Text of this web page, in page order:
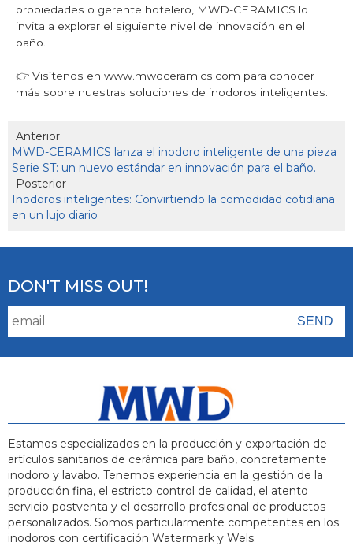
propiedades o gerente hotelero, MWD-CERAMICS lo
invita a explorar el siguiente nivel de innovación en el
baño.
👉 Visítenos en www.mwdceramics.com para conocer
más sobre nuestras soluciones de inodoros inteligentes.
Anterior
MWD-CERAMICS lanza el inodoro inteligente de una pieza
Serie ST: un nuevo estándar en innovación para el baño.
Posterior
Inodoros inteligentes: Convirtiendo la comodidad cotidiana
en un lujo diario
DON'T MISS OUT!
Estamos especializados en la producción y exportación de
artículos sanitarios de cerámica para baño, concretamente
inodoro y lavabo. Tenemos experiencia en la gestión de la
producción fina, el estricto control de calidad, el atento
servicio postventa y el desarrollo profesional de productos
personalizados. Somos particularmente competentes en los
inodoros con certificación Watermark y Wels.